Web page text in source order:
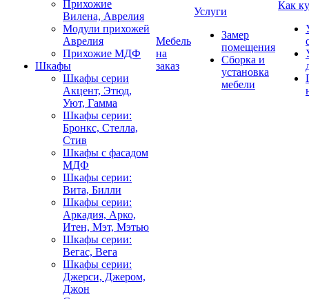
Прихожие
Вилена, Аврелия
Модули прихожей
Аврелия
Прихожие МДФ
Шкафы
Шкафы серии
Акцент, Этюд,
Уют, Гамма
Шкафы серии:
Бронкс, Стелла,
Стив
Шкафы с фасадом
МДФ
Шкафы серии:
Вита, Билли
Шкафы серии:
Аркадия, Арко,
Итен, Мэт, Мэтью
Шкафы серии:
Вегас, Вега
Шкафы серии:
Джерси, Джером,
Джон
Мебель
на
заказ
Услуги
Замер
помещения
Сборка и
установка
мебели
Как